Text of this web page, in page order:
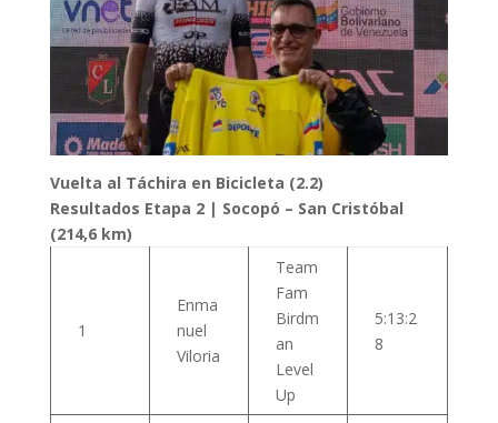
Vuelta al Táchira en Bicicleta (2.2)
Resultados Etapa 2 | Socopó – San Cristóbal
(214,6 km)
1
Enma
nuel
Viloria
Team
Fam
Birdm
an
Level
Up
5:13:2
8